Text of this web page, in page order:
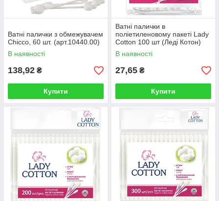
Ватні палички з обмежувачем
Chicco, 60 шт. (арт.10440.00)
В наявності
138,92 ₴
Купити
Ватні палички в
поліетиленовому пакеті Lady
Cotton 100 шт (Леді Котон)
В наявності
27,65 ₴
Купити